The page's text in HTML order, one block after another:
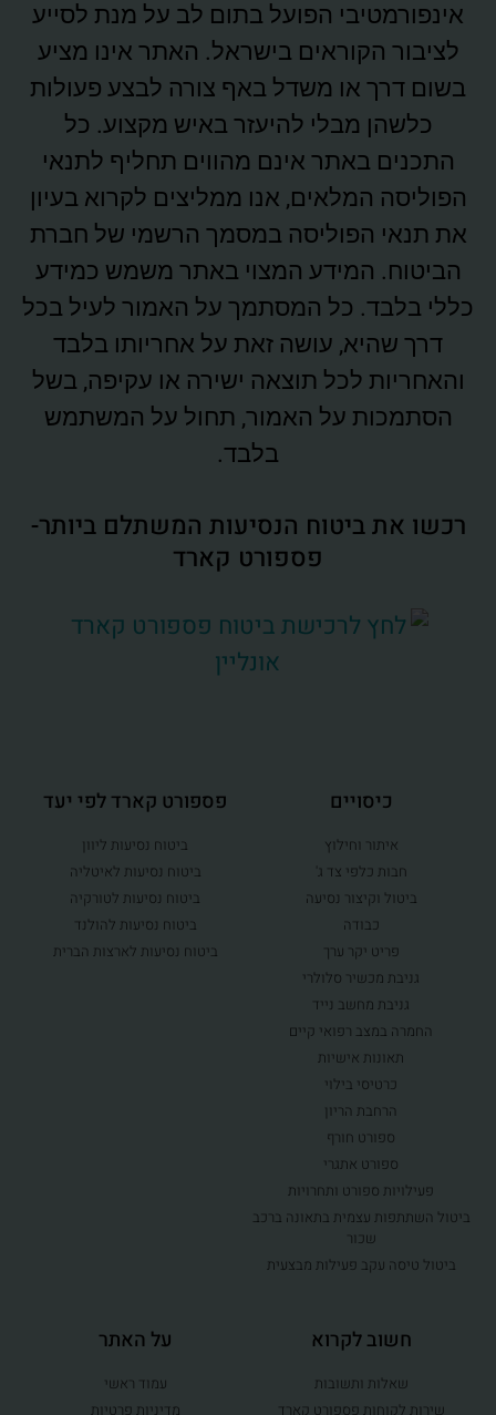
אינפורמטיבי הפועל בתום לב על מנת לסייע
לציבור הקוראים בישראל. האתר אינו מציע
בשום דרך או משדל באף צורה לבצע פעולות
כלשהן מבלי להיעזר באיש מקצוע. כל
התכנים באתר אינם מהווים תחליף לתנאי
הפוליסה המלאים, אנו ממליצים לקרוא בעיון
את תנאי הפוליסה במסמך הרשמי של חברת
הביטוח. המידע המצוי באתר משמש כמידע
כללי בלבד. כל המסתמך על האמור לעיל בכל
דרך שהיא, עושה זאת על אחריותו בלבד
והאחריות לכל תוצאה ישירה או עקיפה, בשל
הסתמכות על האמור, תחול על המשתמש
בלבד.
רכשו את ביטוח הנסיעות המשתלם ביותר-
פספורט קארד
כיסויים
איתור וחילוץ
חבות כלפי צד ג'
ביטול וקיצור נסיעה
כבודה
פריט יקר ערך
גניבת מכשיר סלולרי
גניבת מחשב נייד
החמרה במצב רפואי קיים
תאונות אישיות
כרטיסי בילוי
הרחבת הריון
ספורט חורף
ספורט אתגרי
פעילויות ספורט ותחרויות
ביטול השתתפות עצמית בתאונה ברכב
שכור
ביטול טיסה עקב פעילות מבצעית
פספורט קארד לפי יעד
ביטוח נסיעות ליוון
ביטוח נסיעות לאיטליה
ביטוח נסיעות לטורקיה
ביטוח נסיעות להולנד
ביטוח נסיעות לארצות הברית
חשוב לקרוא
שאלות ותשובות
שירות לקוחות פספורט קארד
על האתר
עמוד ראשי
מדיניות פרטיות